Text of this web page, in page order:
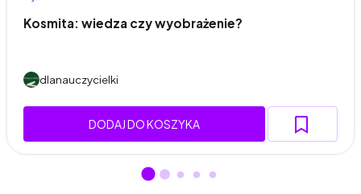
Kosmita: wiedza czy wyobrażenie?
dlanauczycielki
DODAJ DO KOSZYKA